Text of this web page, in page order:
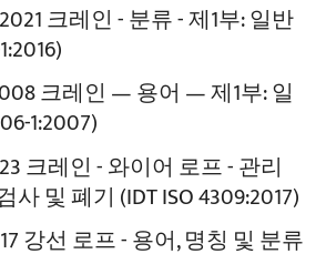
크레인 - 분류 - 제1부: 일반
크레인 — 용어 — 제1부: 일
1:2007)
크레인 - 와이어 로프 - 관리
사 및 폐기 (IDT ISO 4309:2017)
강선 로프 - 용어, 명칭 및 분류